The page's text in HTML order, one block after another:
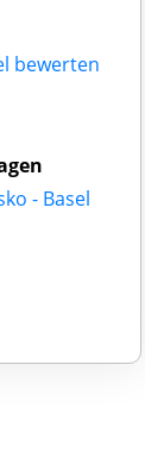
bewerten
- Basel